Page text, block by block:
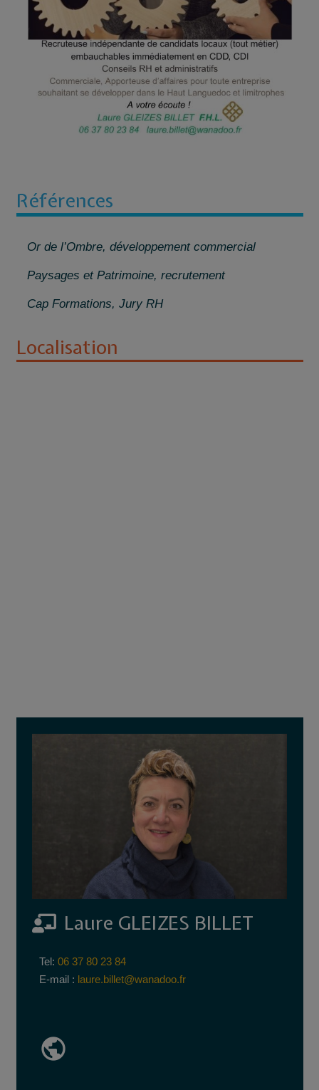
Références
Or de l’Ombre, développement commercial
Paysages et Patrimoine, recrutement
Cap Formations, Jury RH
Localisation
Laure GLEIZES BILLET
Tel: 06 37 80 23 84
E-mail : laure.billet@wanadoo.fr
public